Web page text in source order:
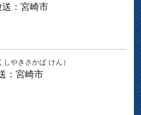
送：宮崎市
しやきさかば けん）
：宮崎市